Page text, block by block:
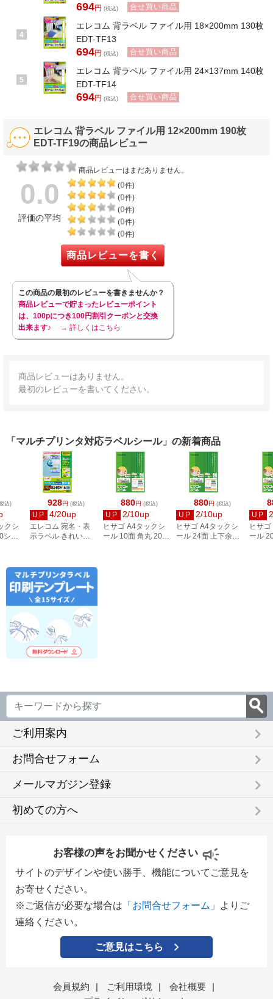
694円 (税込) 合せ買い商品
4
エレコム 背ラベル ファイル用 18×200mm 130枚
EDT-TF13
694円 (税込) 合せ買い商品
5
エレコム 背ラベル ファイル用 24×137mm 140枚
EDT-TF14
694円 (税込) 合せ買い商品
エレコム 背ラベル ファイル用 12×200mm 190枚
EDT-TF19の商品レビュー
商品レビューはまだありません。
0.0
評価の平均
(0件)
(0件)
(0件)
(0件)
(0件)
商品レビューを書く
この商品の最初のレビューを書きませんか？
商品レビューで貯まったレビューポイント
は、100pにつき100円割引クーポンと交換
出来ます♪
→ 詳しくはこちら
商品レビューはありません。
最初のレビューを書いてください。
「マルチプリンタ対応ラベルシール」の新着商品
928円 (税込)
UP 4/20up
エレコム 宛名・表
示ラベル きれい貼
880円 (税込)
UP 2/10up
ヒサゴ A4タックシ
ール 10面 角丸 20シ
880円 (税込)
UP 2/10up
ヒサゴ A4タックシ
ール 24面 上下余白
UP
ヒサ
ール
込)
クシ
ー
ご利用案内 keyboard_arrow_right
お問合せフォーム keyboard_arrow_right
メールマガジン登録 keyboard_arrow_right
初めての方へ keyboard_arrow_right
お客様の声をお聞かせください
サイトのデザインや使い勝手、機能についてご意見を
お寄せください。
※ご返信が必要な場合は 「お問合せフォーム」
よりご
連絡ください。
ご意見はこちら
会員規約 | ご利用環境 | 会社概要
|